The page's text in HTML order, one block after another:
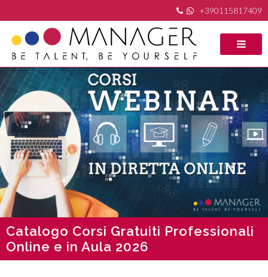
+390115817409
Catalogo Corsi Gratuiti Professionali
Online e in Aula 2026